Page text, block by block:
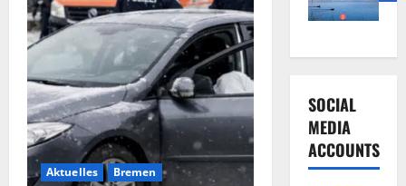
Aktuelles Bremen
SOCIAL
MEDIA
ACCOUNTS